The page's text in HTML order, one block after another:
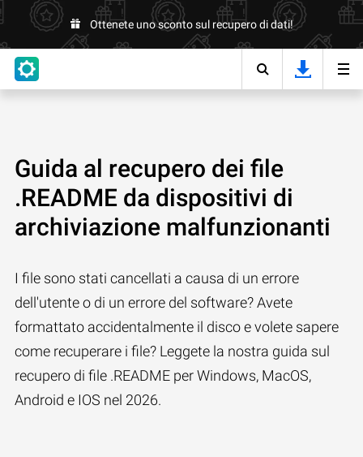
Ottenete uno sconto sul recupero di dati!
Guida al recupero dei file
.README da dispositivi di
archiviazione malfunzionanti
I file sono stati cancellati a causa di un errore
dell'utente o di un errore del software? Avete
formattato accidentalmente il disco e volete sapere
come recuperare i file? Leggete la nostra guida sul
recupero di file .README per Windows, MacOS,
Android e IOS nel 2026.